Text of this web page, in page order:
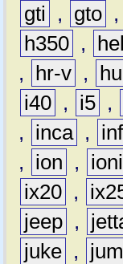
gti
, gto ,
h350 ,
,
hr-v ,
i40 , i5 ,
,
inca ,
,
ion ,
ix20 ,
jeep ,
juke ,